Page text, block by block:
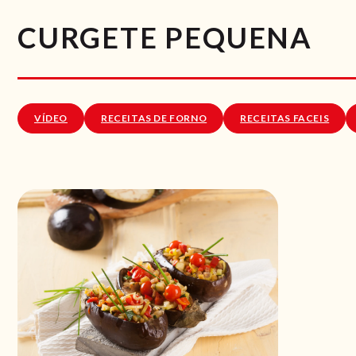
CURGETE PEQUENA
VÍDEO RECEITAS DE FORNO RECEITAS FACEIS